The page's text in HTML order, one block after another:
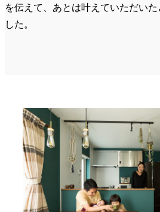
を伝えて、あとは叶えていただい
した。